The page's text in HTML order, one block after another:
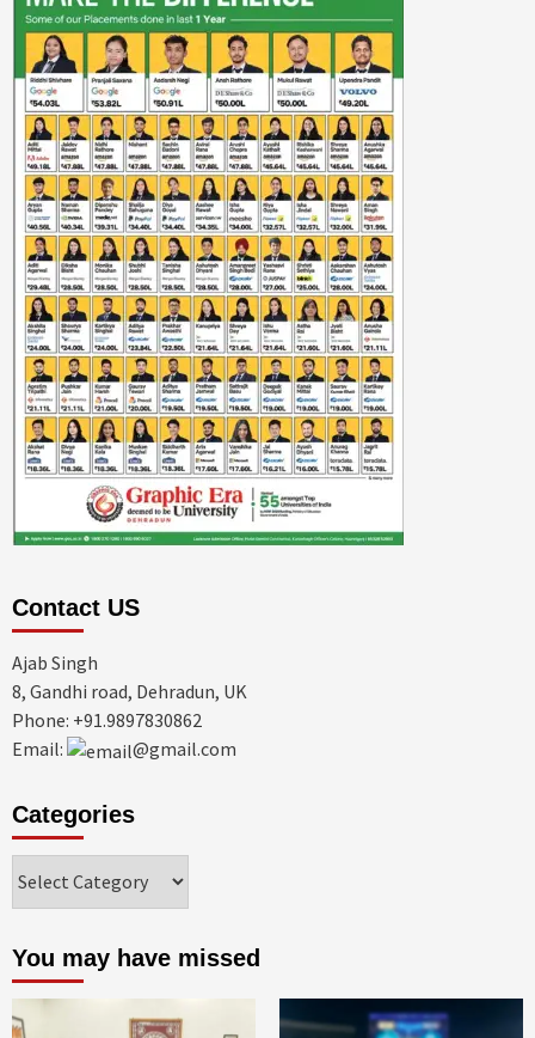
Contact US
Ajab Singh
8, Gandhi road, Dehradun, UK
Phone: +91.9897830862
Email:
@gmail.com
Categories
You may have missed